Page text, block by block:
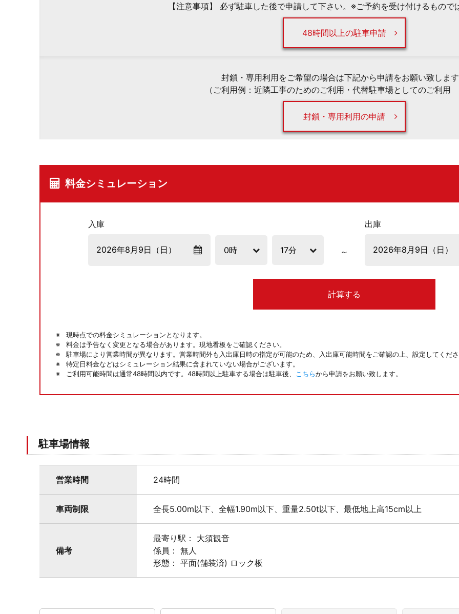
【注意事項】 必ず駐車した後で申請して下さい。※ご予約を受け付けるもので
48時間以上の駐車申請
封鎖・専用利用をご希望の場合は下記から申請をお願い致しま
（ご利用例：近隣工事のためのご利用・代替駐車場としてのご利用
封鎖・専用利用の申請
料金シミュレーション
入庫 出庫
計算する
現時点での料金シミュレーションとなります。
料金は予告なく変更となる場合があります。現地看板をご確認ください。
駐車場により営業時間が異なります。営業時間外も入出庫日時の指定が可能のため、入出庫可能時間をご確認の上、設定してくだ
特定日料金などはシミュレーション結果に含まれていない場合がございます。
ご利用可能時間は通常48時間以内です。48時間以上駐車する場合は駐車後、
こちらから申請をお願い致します。
駐車場情報
営業時間 24時間
車両制限 全長5.00m以下、全幅1.90m以下、重量2.50t以下、最低地上高15cm以上
備考
最寄り駅： 大須観音
係員： 無人
形態： 平面(舗装済) ロック板